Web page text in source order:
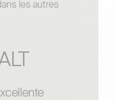
les autres